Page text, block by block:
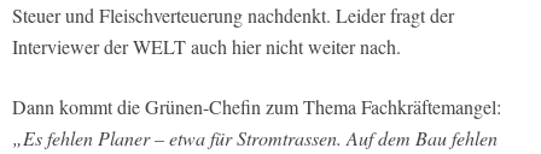
Steuer und Fleischverteuerung nachdenkt. Leider fragt der
Interviewer der WELT auch hier nicht weiter nach.
Dann kommt die Grünen-Chefin zum Thema Fachkräftemangel:
„Es fehlen Planer – etwa für Stromtrassen. Auf dem Bau fehlen